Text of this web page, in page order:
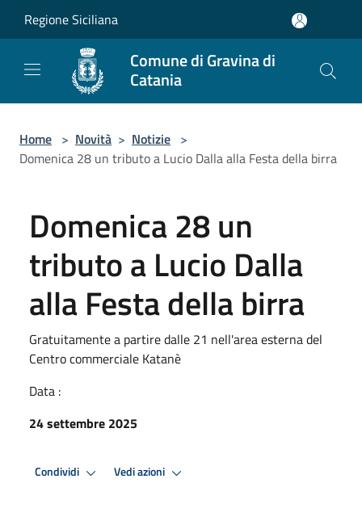
Regione Siciliana
Comune di Gravina di
Catania
Home > Novità > Notizie >
Domenica 28 un tributo a Lucio Dalla alla Festa della birra
Domenica 28 un
tributo a Lucio Dalla
alla Festa della birra
Gratuitamente a partire dalle 21 nell'area esterna del
Centro commerciale Katanè
Data :
24 settembre 2025
Condividi Vedi azioni